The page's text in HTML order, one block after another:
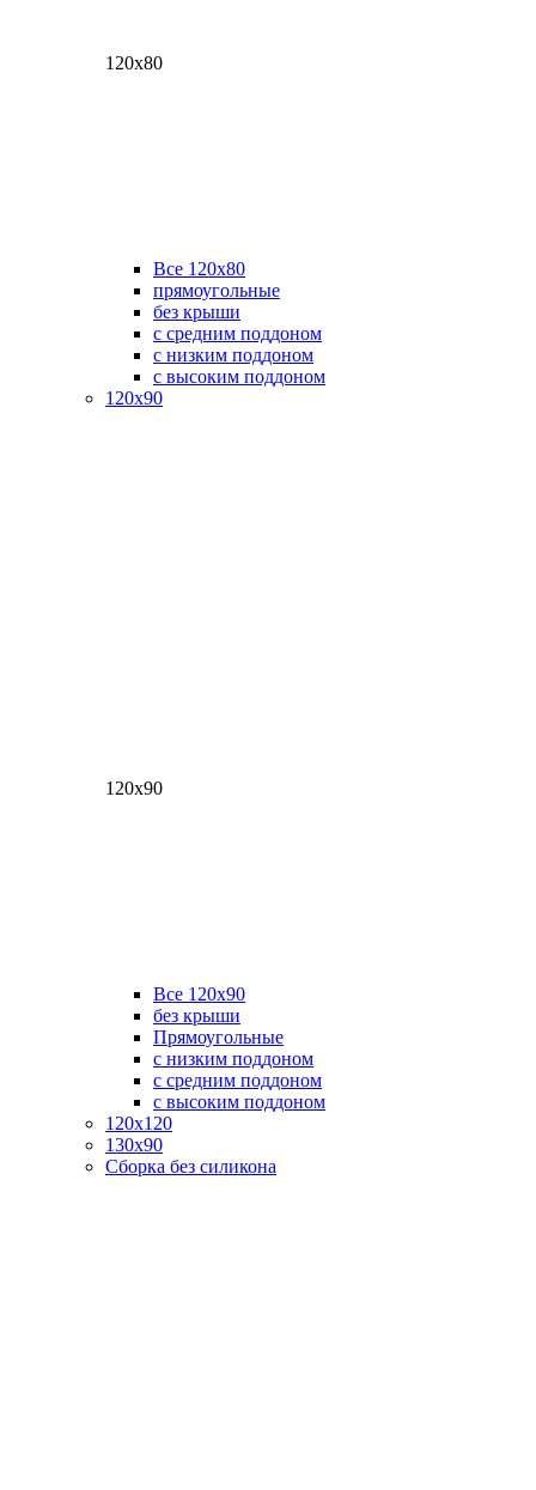
120х80
Все 120х80
прямоугольные
без крыши
с средним поддоном
с низким поддоном
с высоким поддоном
120х90
120х90
Все 120х90
без крыши
Прямоугольные
с низким поддоном
с средним поддоном
с высоким поддоном
120х120
130х90
Сборка без силикона